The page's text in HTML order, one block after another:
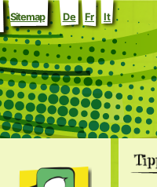
De Fr It
Sitemap